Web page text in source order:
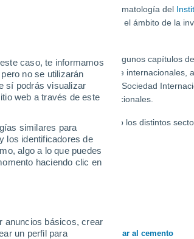
caso, te informamos
no se utilizarán
sí podrás visualizar
web a través de este
similares para
los identificadores de
algo a lo que puedes
haciendo clic en
anuncios básicos, crear
un perfil para
colaborador del Grupo de Climatología del
participación ciudadana en el ámbito de la
of Knowledgey SCOPUS y algunos capítulos
y talleres nacionales e internacionales,
Es miembro de la Sociedad
nacionales e internacionales.
cambio climático y por cómo los distintos
material que podría reemplazar al cemento